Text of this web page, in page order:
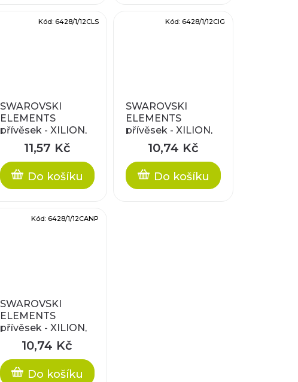
SWAROVSKI
ELEMENTS
přívěsek - XILION,
crystal lilac
shadow, 12mm
11,57 Kč
Do košíku
Kód: 6428/1/12CLS
SWAROVSKI
ELEMENTS
přívěsek - XILION,
crystal iridescent
green, 12mm
10,74 Kč
Do košíku
Kód: 6428/1/12CIG
SWAROVSKI
ELEMENTS
přívěsek - XILION,
crystal antique
pink, 12mm
10,74 Kč
Do košíku
Kód: 6428/1/12CANP